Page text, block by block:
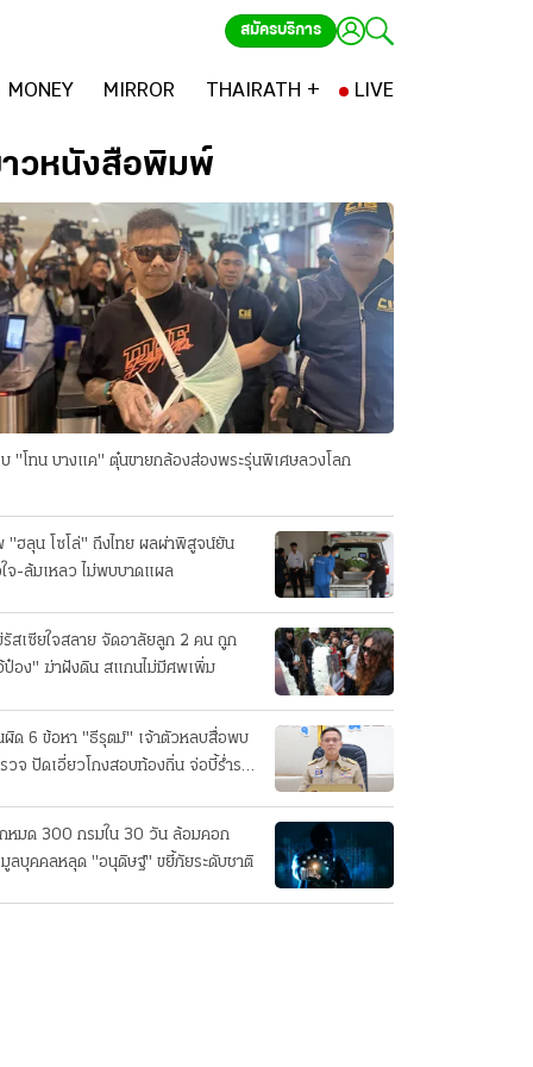
สมัครบริการ
MONEY MIRROR THAIRATH + LIVE
วหนังสือพิมพ์
"โทน บางแค" ตุ๋นขายกล้องส่องพระรุ่นพิเศษลวงโลก
"ฮลุน โซโล่" ถึงไทย ผลผ่าพิสูจน์ยัน
จ-ล้มเหลว ไม่พบบาดแผล
สเซียใจสลาย จัดอาลัยลูก 2 คน ถูก
ป๋อง" ฆ่าฝังดิน สแกนไม่มีศพเพิ่ม
ด 6 ข้อหา "ธีรุตม์" เจ้าตัวหลบสื่อพบ
วจ ปัดเอี่ยวโกงสอบท้องถิ่น จ่อบี้รํ่ารวย
กหมด 300 กรมใน 30 วัน ล้อมคอก
ลบุคคลหลุด "อนุดิษฐ์" ขยี้ภัยระดับชาติ